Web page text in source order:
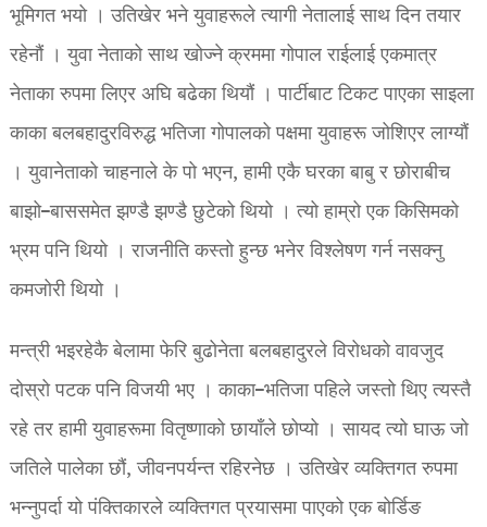
भूमिगत भयो । उतिखेर भने युवाहरूले त्यागी नेतालाई साथ दिन तयार
रहेनौं । युवा नेताको साथ खोज्ने क्रममा गोपाल राईलाई एकमात्र
नेताका रुपमा लिएर अघि बढेका थियौं । पार्टीबाट टिकट पाएका साइला
काका बलबहादुरविरुद्ध भतिजा गोपालको पक्षमा युवाहरू जोशिएर लाग्यौं
। युवानेताको चाहनाले के पो भएन, हामी एकै घरका बाबु र छोराबीच
बाझो–बाससमेत झण्डै झण्डै छुटेको थियो । त्यो हाम्रो एक किसिमको
भ्रम पनि थियो । राजनीति कस्तो हुन्छ भनेर विश्लेषण गर्न नसक्नु
कमजोरी थियो ।
मन्त्री भइरहेकै बेलामा फेरि बुढोनेता बलबहादुरले विरोधको वावजुद
दोस्रो पटक पनि विजयी भए । काका–भतिजा पहिले जस्तो थिए त्यस्तै
रहे तर हामी युवाहरूमा वितृष्णाको छायाँले छोप्यो । सायद त्यो घाऊ जो
जतिले पालेका छौं, जीवनपर्यन्त रहिरनेछ । उतिखेर व्यक्तिगत रुपमा
भन्नुपर्दा यो पंक्तिकारले व्यक्तिगत प्रयासमा पाएको एक बोर्डिङ